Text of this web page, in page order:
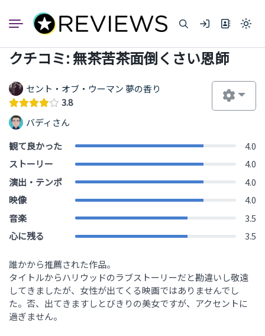
ン
Light
dark)
クチコミ: 無茶苦茶面倒くさい恩師
セント・オブ・ウーマン 夢の香り
3.8
バディさん
観て良かった
4.0
ストーリー
4.0
演出・テンポ
4.0
映像
4.0
音楽
3.5
心に残る
3.5
誰かから推薦された作品。
タイトルからハリウッドのラブストーリーだと勘違いし敬遠
してきましたが、女性が出てくる映画ではありませんでし
た。否、出てきますしとびきりの美女ですが、アクセントに
過ぎません。